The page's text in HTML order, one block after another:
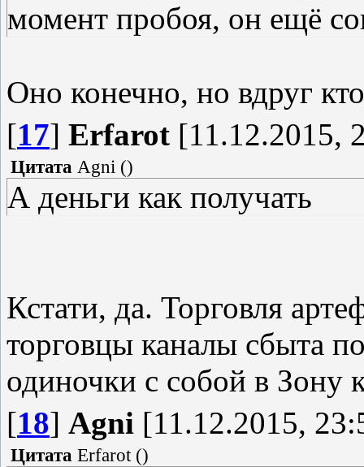
момент пробоя, он ещё
Оно конечно, но вдруг
[17] Erfarot [11.12.2015,
Цитата Agni ()
А деньги как получать
Кстати, да. Торговля
торговцы каналы сбыта
одиночки с собой в Зону
[18] Agni [11.12.2015,
Цитата Erfarot()